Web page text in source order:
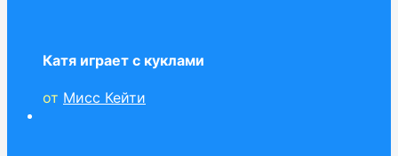
Катя играет с куклами
от Мисс Кейти